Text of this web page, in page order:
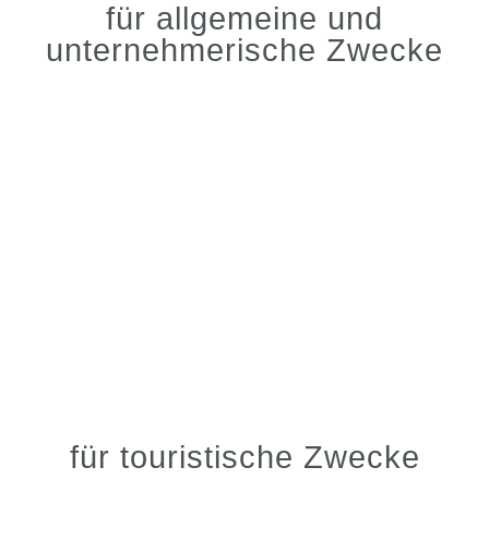
für allgemeine und
unternehmerische Zwecke
für touristische Zwecke